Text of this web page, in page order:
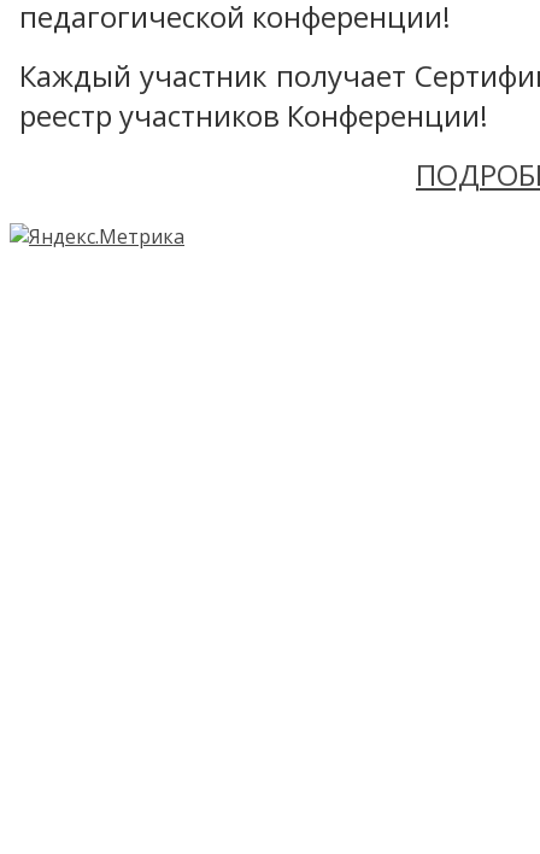
педагогической конференции!
Каждый участник получает
реестр участников Конференции!